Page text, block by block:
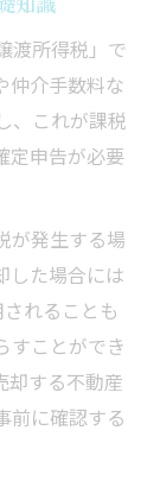
渡所得税」で
仲介手数料な
、これが課税
定申告が必要
が発生する場
した場合には
れることも
すことができ
却する不動産
前に確認する